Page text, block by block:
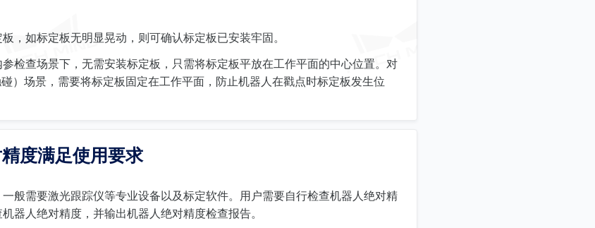
，如标定板无明显晃动，则可确认标定板已安装牢固。
检查场景下，无需安装标定板，只需将标定板平放在工作平面的中心位置。对
）场景，需要将标定板固定在工作平面，防止机器人在戳点时标定板发生位
度满足使用要求
般需要激光跟踪仪等专业设备以及标定软件。用户需要自行检查机器人绝对精
器人绝对精度，并输出机器人绝对精度检查报告。